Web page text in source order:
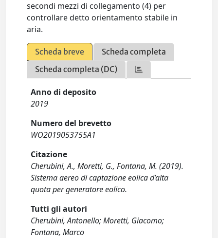
secondi mezzi di collegamento (4) per
controllare detto orientamento stabile in
aria.
Scheda breve
Scheda completa
Scheda completa (DC)
Anno di deposito
2019
Numero del brevetto
WO2019053755A1
Citazione
Cherubini, A., Moretti, G., Fontana, M. (2019).
Sistema aereo di captazione eolica d’alta
quota per generatore eolico.
Tutti gli autori
Cherubini, Antonello; Moretti, Giacomo;
Fontana, Marco